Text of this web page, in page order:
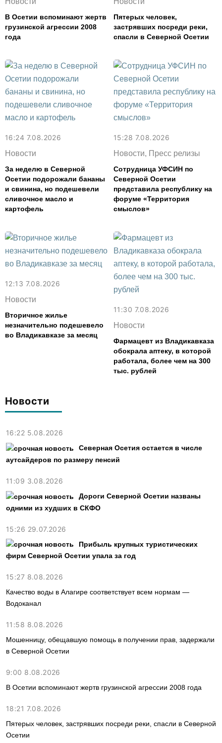
Новости
16:22 5.08.2026
Северная Осетия остается в числе
аутсайдеров по размеру пенсий
11:09 3.08.2026
Дороги Северной Осетии названы
одними из худших в СКФО
15:26 29.07.2026
Прибыль крупных туристических
фирм Северной Осетии упала за год
15:27 8.08.2026
Качество воды в Алагире соответствует всем нормам —
Водоканал
11:58 8.08.2026
Мошенницу, обещавшую помощь в получении прав, задержали
в Северной Осетии
9:00 8.08.2026
В Осетии вспоминают жертв грузинской агрессии 2008 года
18:21 7.08.2026
Пятерых человек, застрявших посреди реки, спасли в Северной
Осетии
В Осетии вспоминают жертв
грузинской агрессии 2008
года
Пятерых человек,
застрявших посреди реки,
спасли в Северной Осетии
16:24 7.08.2026
Новости
За неделю в Северной
Осетии подорожали бананы
и свинина, но подешевели
сливочное масло и
картофель
15:28 7.08.2026
Новости, Пресс релизы
Сотрудница УФСИН по
Северной Осетии
представила республику на
форуме «Территория
смыслов»
12:13 7.08.2026
Новости
Вторичное жилье
незначительно подешевело
во Владикавказе за месяц
11:30 7.08.2026
Новости
Фармацевт из Владикавказа
обокрала аптеку, в которой
работала, более чем на 300
тыс. рублей